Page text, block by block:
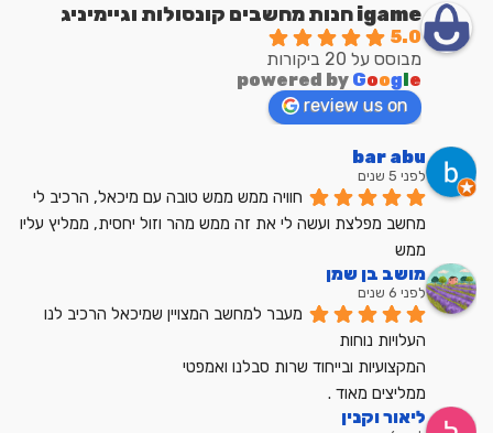
igame חנות מחשבים קונסולות וגיימיניג
5.0
מבוסס על 20 ביקורות
powered by Google
review us on
bar abu
לפני 5 שנים
ממש
מושב בן שמן
לפני 6 שנים
מעבר למחשב המצויין שמיכאל הרכיב לנו
העלויות נוחות
המקצועיות ובייחוד שרות סבלנו ואמפטי
ממליצים מאוד .
ליאור וקנין